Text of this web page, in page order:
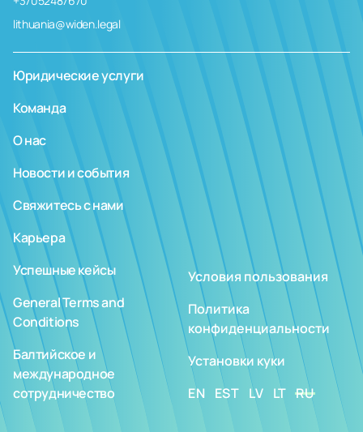
lithuania@widen.legal
Юридические услуги
Команда
О нас
Новости и события
Свяжитесь с нами
Карьера
Успешные кейсы
General Terms and
Conditions
Балтийское и
международное
сотрудничество
Условия пользования
Политика
конфиденциальности
Установки куки
EN EST LV LT RU